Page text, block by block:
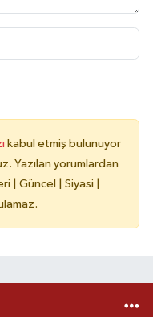
kabul etmiş bulunuyor
Yazılan yorumlardan
| Güncel | Siyasi |